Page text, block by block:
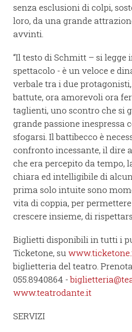
senza esclusioni di colpi,
loro, da una grande
avvinti.
“Il testo di Schmitt – si legge
spettacolo - è un veloce e
verbale tra i due
battute, ora amorevoli ora
taglienti, uno scontro che si
grande passione inespressa
sfogarsi. Il battibecco è
confronto incessante, il dire
che era percepito da tempo,
chiara ed intelligibile di
prima solo intuite sono
vita di coppia, per
crescere insieme, di
Biglietti disponibili in tutti i
Ticketone, su
biglietteria del teatro.
055.8940864 -
www.teatrodante.it
SERVIZI